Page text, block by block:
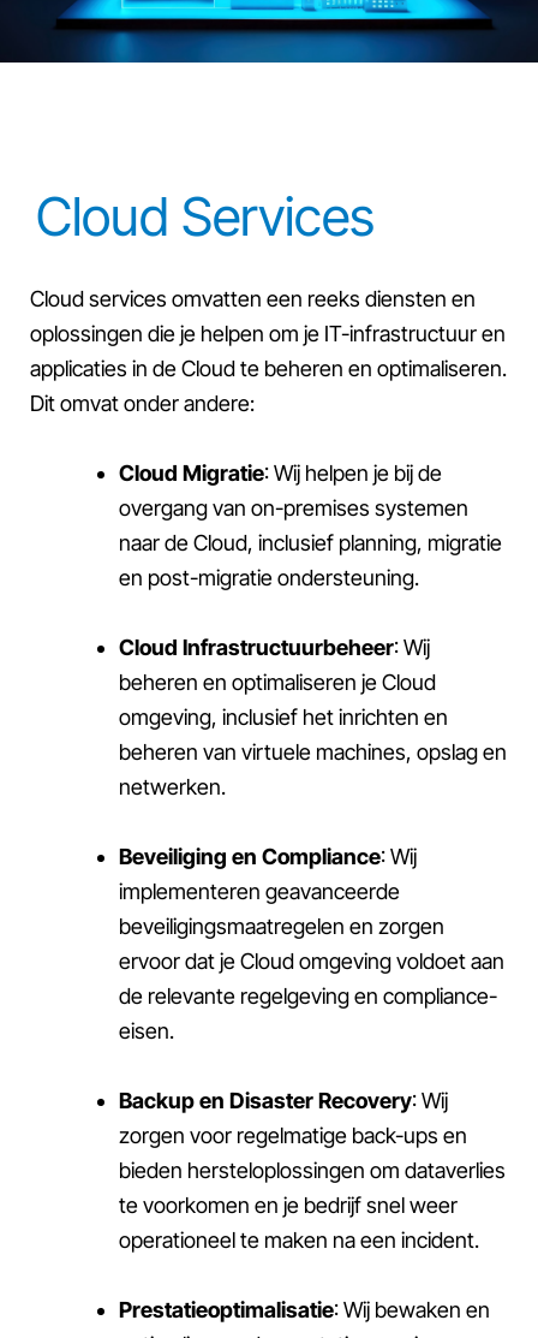
Cloud Services
Cloud services omvatten een reeks diensten en
oplossingen die je helpen om je IT-infrastructuur en
applicaties in de Cloud te beheren en optimaliseren.
Dit omvat onder andere:
Cloud Migratie: Wij helpen je bij de
overgang van on-premises systemen
naar de Cloud, inclusief planning, migratie
en post-migratie ondersteuning.
Cloud Infrastructuurbeheer: Wij
beheren en optimaliseren je Cloud
omgeving, inclusief het inrichten en
beheren van virtuele machines, opslag en
netwerken.
Beveiliging en Compliance: Wij
implementeren geavanceerde
beveiligingsmaatregelen en zorgen
ervoor dat je Cloud omgeving voldoet aan
de relevante regelgeving en compliance-
eisen.
Backup en Disaster Recovery: Wij
zorgen voor regelmatige back-ups en
bieden hersteloplossingen om dataverlies
te voorkomen en je bedrijf snel weer
operationeel te maken na een incident.
Prestatieoptimalisatie: Wij bewaken en